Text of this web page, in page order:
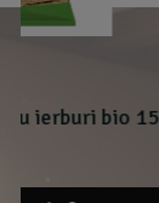
Porridge din